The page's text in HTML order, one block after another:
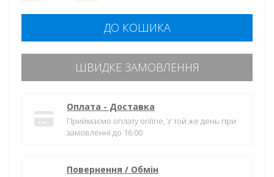
ДО КОШИКА
ШВИДКЕ ЗАМОВЛЕННЯ
Оплата - Доставка
Приймаємо оплату online, У той же день при
замовленні до 16:00
Повернення / Обмін